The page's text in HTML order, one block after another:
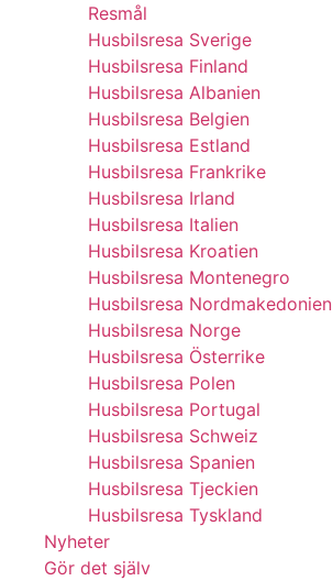
Resmål
Husbilsresa Sverige
Husbilsresa Finland
Husbilsresa Albanien
Husbilsresa Belgien
Husbilsresa Estland
Husbilsresa Frankrike
Husbilsresa Irland
Husbilsresa Italien
Husbilsresa Kroatien
Husbilsresa Montenegro
Husbilsresa Nordmakedonien
Husbilsresa Norge
Husbilsresa Österrike
Husbilsresa Polen
Husbilsresa Portugal
Husbilsresa Schweiz
Husbilsresa Spanien
Husbilsresa Tjeckien
Husbilsresa Tyskland
Nyheter
Gör det själv